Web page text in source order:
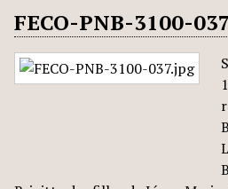
FECO-PNB-3100-